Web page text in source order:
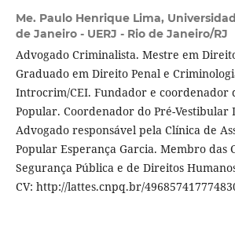
Me. Paulo Henrique Lima,
de Janeiro - UERJ - Rio de Janeiro/RJ
Advogado Criminalista. Mestre em
Graduado em Direito Penal e
Introcrim/CEI. Fundador e coordenador
Popular. Coordenador do Pré-Vestibular
Advogado responsável pela Clínica de
Popular Esperança Garcia. Membro das
Segurança Pública e de Direitos
CV: http://lattes.cnpq.br/